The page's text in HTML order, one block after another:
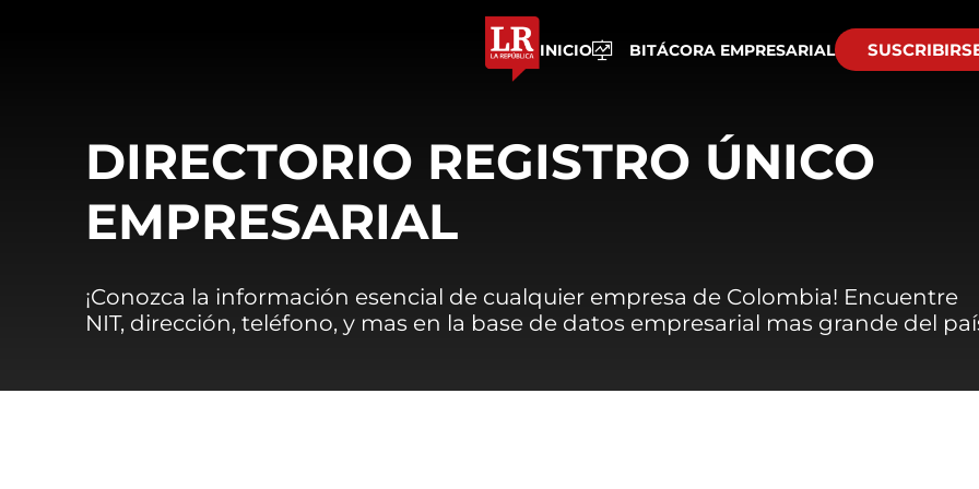
INICIO BITÁCORA EMPRESARIAL
DIRECTORIO REGISTRO ÚNICO
EMPRESARIAL
¡Conozca la información esencial de cualquier empresa de Colombia! Encuentre
NIT, dirección, teléfono, y mas en la base de datos empresarial mas grande del